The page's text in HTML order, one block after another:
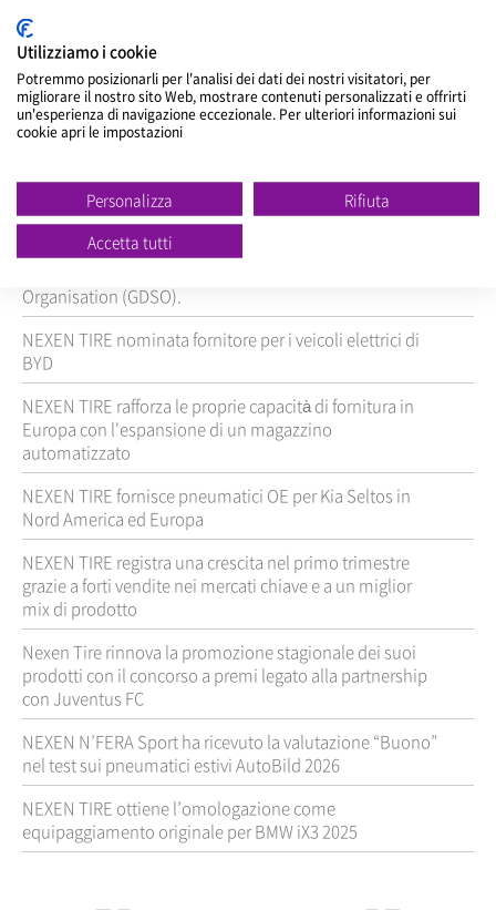
Titolo
NEXEN TIRE fornirà pneumatici di primo
equipaggiamento per la nuova Audi A6
NEXEN TIRE registra ricavi per 891,3 miliardi di KRW nel
le difficoltà esterne
NEXEN TIRE ha partecipato a THE TIRE COLOGNE 2026,
presentando il proprio impegno per il futuro della
Organisation (GDSO).
NEXEN TIRE nominata fornitore per i veicoli elettrici di
BYD
NEXEN TIRE rafforza le proprie capacità di fornitura in
Europa con l'espansione di un magazzino
automatizzato
NEXEN TIRE fornisce pneumatici OE per Kia Seltos in
Nord America ed Europa
NEXEN TIRE registra una crescita nel primo trimestre
grazie a forti vendite nei mercati chiave e a un miglior
mix di prodotto
Nexen Tire rinnova la promozione stagionale dei suoi
prodotti con il concorso a premi legato alla partnership
con Juventus FC
NEXEN N’FERA Sport ha ricevuto la valutazione “Buono”
nel test sui pneumatici estivi AutoBild 2026
NEXEN TIRE ottiene l’omologazione come
equipaggiamento originale per BMW iX3 2025
Utilizziamo i cookie
Potremmo posizionarli per l'analisi dei dati dei nostri visitatori, per
migliorare il nostro sito Web, mostrare contenuti personalizzati e offrirti
un'esperienza di navigazione eccezionale. Per ulteriori informazioni sui
cookie apri le impostazioni
Personalizza
Rifiuta
Accetta tutti